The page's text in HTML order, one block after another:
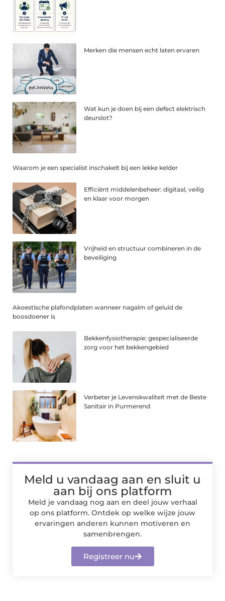
Merken die mensen echt laten ervaren
Wat kun je doen bij een defect elektrisch
deurslot?
Waarom je een specialist inschakelt bij een lekke kelder
Efficiënt middelenbeheer: digitaal, veilig
en klaar voor morgen
Vrijheid en structuur combineren in de
beveiliging
Akoestische plafondplaten wanneer nagalm of geluid de
boosdoener is
Bekkenfysiotherapie: gespecialiseerde
zorg voor het bekkengebied
Verbeter je Levenskwaliteit met de Beste
Sanitair in Purmerend
Meld u vandaag aan en sluit u
aan bij ons platform
Meld je vandaag nog aan en deel jouw verhaal
op ons platform. Ontdek op welke wijze jouw
ervaringen anderen kunnen motiveren en
samenbrengen.
Registreer nu